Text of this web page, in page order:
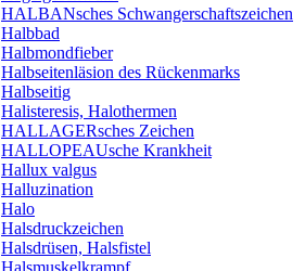
HALBANsches Schwangerschaftszeichen
Halbbad
Halbmondfieber
Halbseitenläsion des Rückenmarks
Halbseitig
Halisteresis, Halothermen
HALLAGERsches Zeichen
HALLOPEAUsche Krankheit
Hallux valgus
Halluzination
Halo
Halsdruckzeichen
Halsdrüsen, Halsfistel
Halsmuskelkrampf